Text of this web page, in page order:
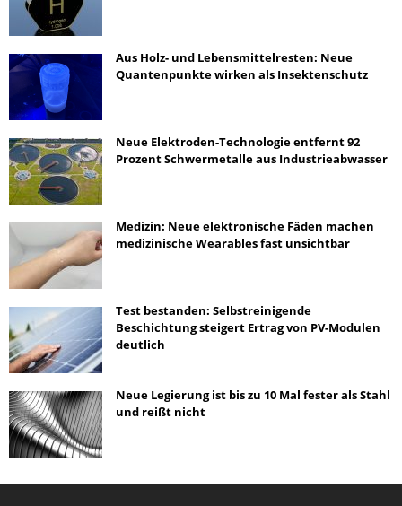
Aus Holz- und Lebensmittelresten: Neue
Quantenpunkte wirken als Insektenschutz
Neue Elektroden-Technologie entfernt 92
Prozent Schwermetalle aus Industrieabwasser
Medizin: Neue elektronische Fäden machen
medizinische Wearables fast unsichtbar
Test bestanden: Selbstreinigende
Beschichtung steigert Ertrag von PV-Modulen
deutlich
Neue Legierung ist bis zu 10 Mal fester als Stahl
und reißt nicht